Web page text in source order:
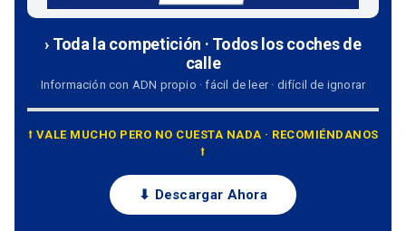
› Toda la competición · Todos los coches de
calle
Información con ADN propio · fácil de leer · difícil de ignorar
⭡ VALE MUCHO PERO NO CUESTA NADA · RECOMIÉNDANOS
⭡
⬇ Descargar Ahora